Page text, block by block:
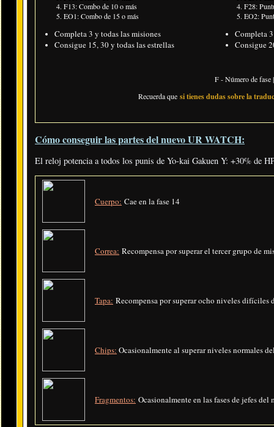
F13: Combo de 10 o más
EO1: Combo de 15 o más
Completa 3 y todas las misiones
Consigue 15, 30 y todas las estrellas
F28:
EO2:
Completa
Consigue
F - Número de fase
Recuerda que si tienes dudas sobre la
Cómo conseguir las partes del nuevo UR WATCH:
El reloj potencia a todos los punis de Yo-kai Gakuen Y: +30% de
Cuerpo: Cae en la fase 14
Correa: Recompensa por superar el tercer grupo de
Tapa: Recompensa por superar ocho niveles difíciles
Chips: Ocasionalmente al superar niveles normales
Fragmentos: Ocasionalmente en las fases de jefes